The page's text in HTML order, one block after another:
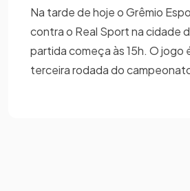
Na tarde de hoje o Grêmio
contra o Real Sport na cidade
partida começa às 15h. O jogo
terceira rodada do